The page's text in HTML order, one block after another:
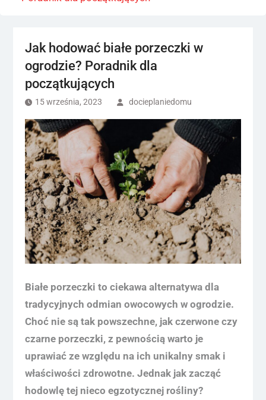
Jak hodować białe porzeczki w
ogrodzie? Poradnik dla
początkujących
15 września, 2023 docieplaniedomu
Białe porzeczki to ciekawa alternatywa dla
tradycyjnych odmian owocowych w ogrodzie.
Choć nie są tak powszechne, jak czerwone czy
czarne porzeczki, z pewnością warto je
uprawiać ze względu na ich unikalny smak i
właściwości zdrowotne. Jednak jak zacząć
hodowlę tej nieco egzotycznej rośliny?